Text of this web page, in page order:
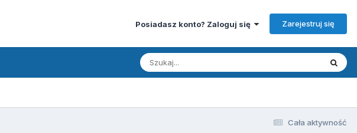
Posiadasz konto? Zaloguj się Zarejestruj się
Cała aktywność